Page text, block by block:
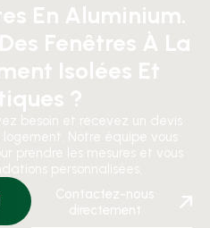
En Aluminium.
Fenêtres À La
Isolées Et
?
besoin et recevez un devis
Notre équipe vous
prendre les mesures et vous
personnalisées.
Contactez-nous
directement